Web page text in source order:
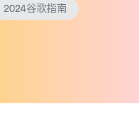
2024谷歌指南